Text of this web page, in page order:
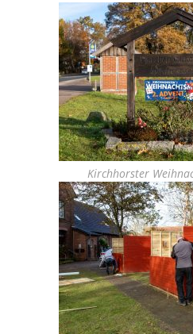
Kirchhorster